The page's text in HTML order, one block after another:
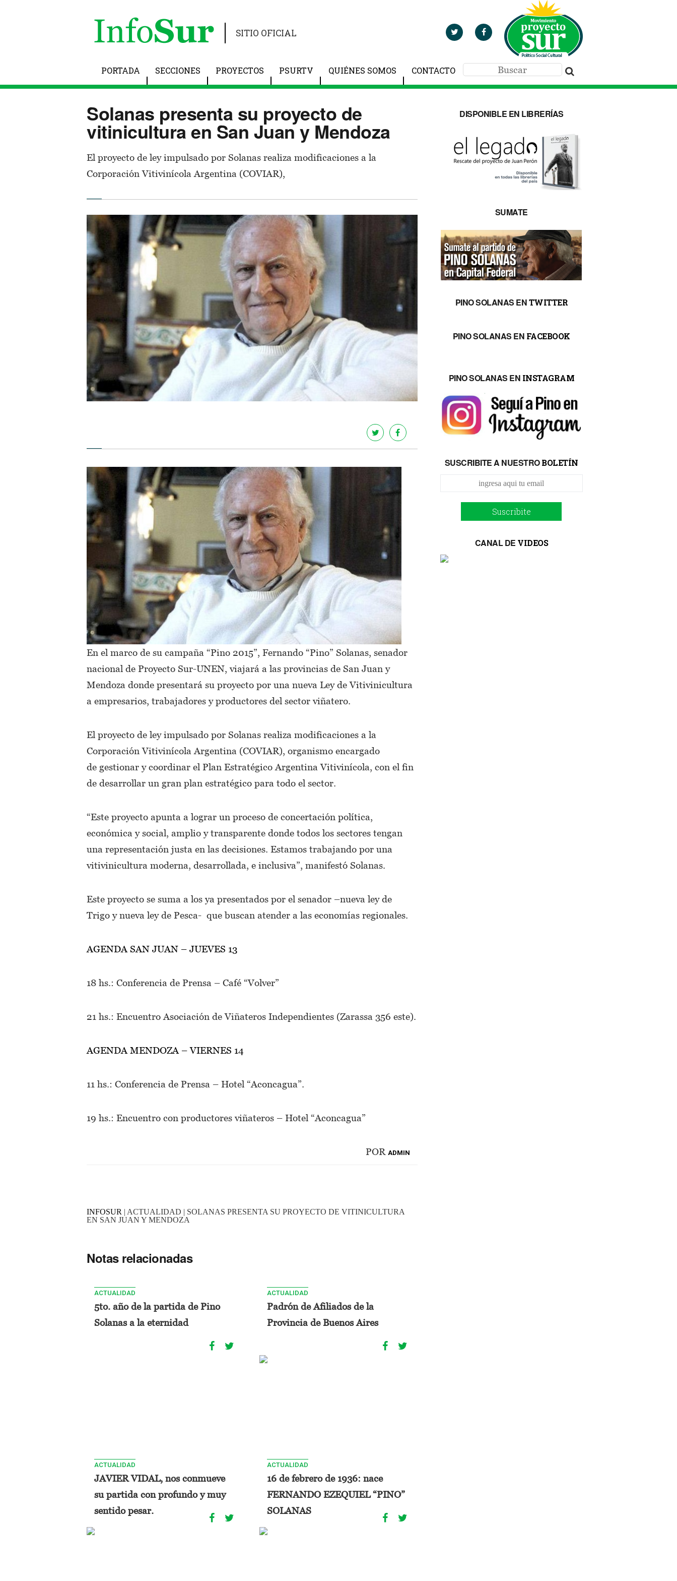
SITIO OFICIAL
PORTADA SECCIONES PROYECTOS PSURTV QUIÉNES SOMOS CONTACTO
Solanas presenta su proyecto de
vitinicultura en San Juan y Mendoza
El proyecto de ley impulsado por Solanas realiza modificaciones a la
Corporación Vitivinícola Argentina (COVIAR),
En el marco de su campaña “Pino 2015”, Fernando “Pino” Solanas, senador
nacional de Proyecto Sur-UNEN, viajará a las provincias de San Juan y
Mendoza donde presentará su proyecto por una nueva Ley de Vitivinicultura
a empresarios, trabajadores y productores del sector viñatero.
El proyecto de ley impulsado por Solanas realiza modificaciones a la
Corporación Vitivinícola Argentina (COVIAR), organismo encargado
de gestionar y coordinar el Plan Estratégico Argentina Vitivinícola, con el fin
de desarrollar un gran plan estratégico para todo el sector.
“Este proyecto apunta a lograr un proceso de concertación política,
económica y social, amplio y transparente donde todos los sectores tengan
una representación justa en las decisiones. Estamos trabajando por una
vitivinicultura moderna, desarrollada, e inclusiva”, manifestó Solanas.
Este proyecto se suma a los ya presentados por el senador –nueva ley de
Trigo y nueva ley de Pesca- que buscan atender a las economías regionales.
AGENDA SAN JUAN – JUEVES 13
18 hs.: Conferencia de Prensa – Café “Volver”
21 hs.: Encuentro Asociación de Viñateros Independientes (Zarassa 356 este).
AGENDA MENDOZA – VIERNES 14
11 hs.: Conferencia de Prensa – Hotel “Aconcagua”.
19 hs.: Encuentro con productores viñateros – Hotel “Aconcagua”
POR ADMIN
INFOSUR | ACTUALIDAD | SOLANAS PRESENTA SU PROYECTO DE VITINICULTURA
EN SAN JUAN Y MENDOZA
Notas relacionadas
ACTUALIDAD
5to. año de la partida de Pino
Solanas a la eternidad
ACTUALIDAD
Padrón de Afiliados de la
Provincia de Buenos Aires
ACTUALIDAD
JAVIER VIDAL, nos conmueve
su partida con profundo y muy
sentido pesar.
ACTUALIDAD
16 de febrero de 1936: nace
FERNANDO EZEQUIEL “PINO”
SOLANAS
DISPONIBLE EN LIBRERÍAS
SUMATE
PINO SOLANAS ENTWITTER
PINO SOLANAS EN FACEBOOK
PINO SOLANAS EN INSTAGRAM
SUSCRIBITE A NUESTROBOLETÍN
Suscribite
CANAL DE VIDEOS